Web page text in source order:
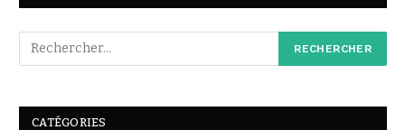
CATÉGORIES